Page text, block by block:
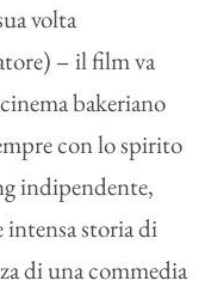
volta
– il film va
bakeriano
con lo spirito
indipendente,
intensa storia di
di una commedia